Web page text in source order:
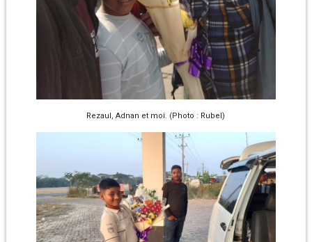
Rezaul, Adnan et moi. (Photo : Rubel)